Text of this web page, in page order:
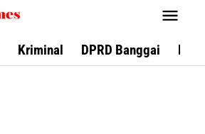
Kriminal DPRD Banggai